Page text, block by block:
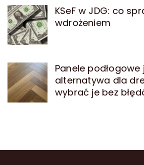
KSeF w JDG: co
wdrożeniem
Panele
alternatywa dla
wybrać je bez